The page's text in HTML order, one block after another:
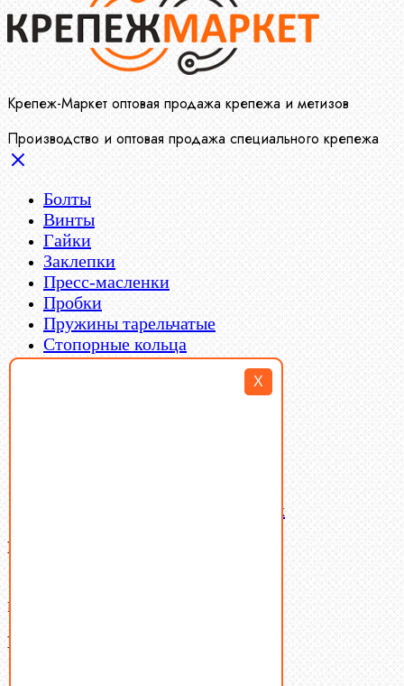
X
Крепеж-Маркет оптовая продажа крепежа и метизов
Производство и оптовая продажа специального крепежа
Болты
Винты
Гайки
Заклепки
Пресс-масленки
Пробки
Пружины тарельчатые
Стопорные кольца
Такелаж
Латунный и бронзовый крепеж
Ваша корзина
В корзине нет товаров.
Поиск